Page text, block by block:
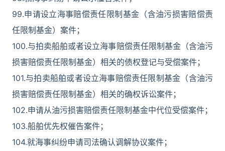
99.申请设立海事赔偿责任限制基金（含油污损害赔偿责
任限制基金）案件；
100.与拍卖船舶或者设立海事赔偿责任限制基金（含油污
损害赔偿责任限制基金）相关的债权登记与受偿案件；
101.与拍卖船舶或者设立海事赔偿责任限制基金（含油污
损害赔偿责任限制基金）相关的确权诉讼案件；
102.申请从油污损害赔偿责任限制基金中代位受偿案件；
103.船舶优先权催告案件；
104.就海事纠纷申请司法确认调解协议案件；